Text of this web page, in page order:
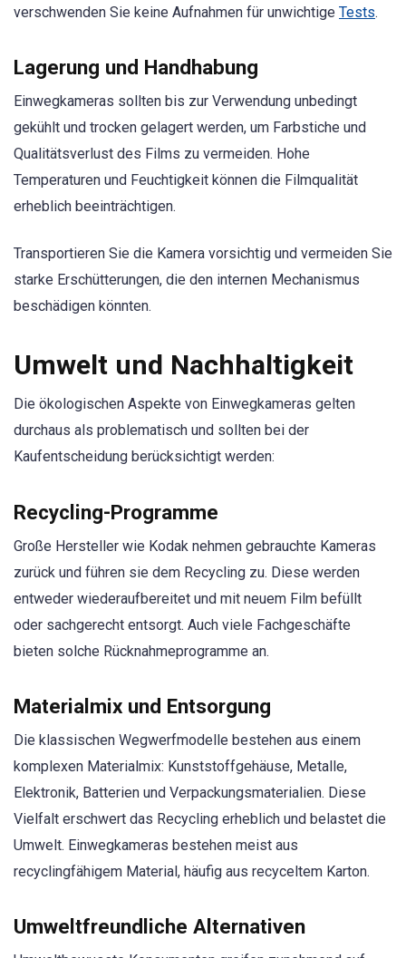
verschwenden Sie keine Aufnahmen für unwichtige Tests.
Lagerung und Handhabung
Einwegkameras sollten bis zur Verwendung unbedingt
gekühlt und trocken gelagert werden, um Farbstiche und
Qualitätsverlust des Films zu vermeiden. Hohe
Temperaturen und Feuchtigkeit können die Filmqualität
erheblich beeinträchtigen.
Transportieren Sie die Kamera vorsichtig und vermeiden Sie
starke Erschütterungen, die den internen Mechanismus
beschädigen könnten.
Umwelt und Nachhaltigkeit
Die ökologischen Aspekte von Einwegkameras gelten
durchaus als problematisch und sollten bei der
Kaufentscheidung berücksichtigt werden:
Recycling-Programme
Große Hersteller wie Kodak nehmen gebrauchte Kameras
zurück und führen sie dem Recycling zu. Diese werden
entweder wiederaufbereitet und mit neuem Film befüllt
oder sachgerecht entsorgt. Auch viele Fachgeschäfte
bieten solche Rücknahmeprogramme an.
Materialmix und Entsorgung
Die klassischen Wegwerfmodelle bestehen aus einem
komplexen Materialmix: Kunststoffgehäuse, Metalle,
Elektronik, Batterien und Verpackungsmaterialien. Diese
Vielfalt erschwert das Recycling erheblich und belastet die
Umwelt. Einwegkameras bestehen meist aus
recyclingfähigem Material, häufig aus recyceltem Karton.
Umweltfreundliche Alternativen